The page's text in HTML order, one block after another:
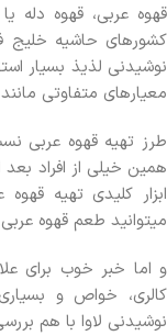
قهوه عربی، قهوه
کشورهای حاشیه خلیج
نوشیدنی لذیذ بسیار
معیارهای متفاوتی
طرز تهیه قهوه عربی
همین خیلی از افراد بعد
ابزار کلیدی تهیه
میتوانید طعم قهوه
و اما خبر خوب برای
کالری، خواص و
نوشیدنی لاوا با هم